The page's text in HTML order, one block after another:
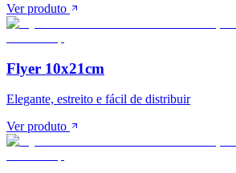
Ver produto
Flyer 10x21cm
Elegante, estreito e fácil de distribuir
Ver produto